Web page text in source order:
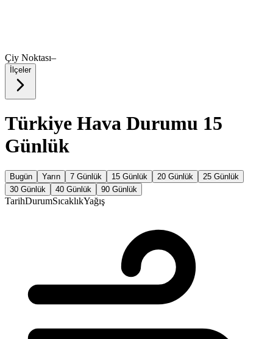
Çiy Noktası–
İlçeler
Türkiye Hava Durumu 15
Günlük
Bugün Yarın 7 Günlük 15 Günlük 20 Günlük
25 Günlük
30 Günlük
40 Günlük 90 Günlük
TarihDurumSıcaklıkYağış